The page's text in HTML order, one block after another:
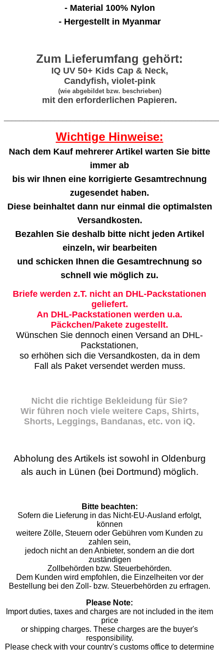
- Material 100% Nylon
- Hergestellt in Myanmar
Zum Lieferumfang gehört:
IQ UV 50+ Kids Cap & Neck,
Candyfish, violet-pink
(wie abgebildet bzw. beschrieben)
mit den erforderlichen Papieren.
Wichtige Hinweise:
Nach dem Kauf mehrerer Artikel warten Sie bitte
immer ab
bis wir Ihnen eine korrigierte Gesamtrechnung
zugesendet haben.
Diese beinhaltet dann nur einmal die optimalsten
Versandkosten.
Bezahlen Sie deshalb bitte nicht jeden Artikel
einzeln, wir bearbeiten
und schicken Ihnen die Gesamtrechnung so
schnell wie möglich zu.
Briefe werden z.T. nicht an DHL-Packstationen
geliefert.
An DHL-Packstationen werden u.a.
Päckchen/Pakete zugestellt.
Wünschen Sie dennoch einen Versand an DHL-
Packstationen,
so erhöhen sich die Versandkosten, da in dem
Fall als Paket versendet werden muss.
Nicht die richtige Bekleidung für Sie?
Wir führen noch viele weitere Caps, Shirts,
Shorts, Leggings, Bandanas, etc. von iQ.
Abholung des Artikels ist sowohl in Oldenburg
als auch in Lünen (bei Dortmund) möglich.
Bitte beachten:
Sofern die Lieferung in das Nicht-EU-Ausland erfolgt,
können
weitere Zölle, Steuern oder Gebühren vom Kunden zu
zahlen sein,
jedoch nicht an den Anbieter, sondern an die dort
zuständigen
Zollbehörden bzw. Steuerbehörden.
Dem Kunden wird empfohlen, die Einzelheiten vor der
Bestellung bei den Zoll- bzw. Steuerbehörden zu erfragen.
Please Note:
Import duties, taxes and charges are not included in the item
price
or shipping charges. These charges are the buyer's
responsibility.
Please check with your country's customs office to determine